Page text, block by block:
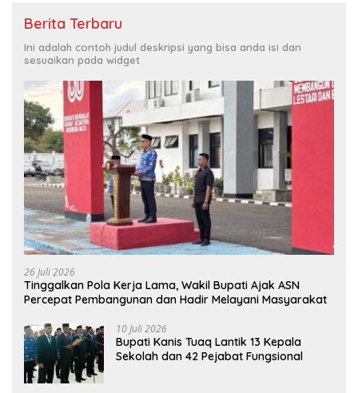
Berita Terbaru
Ini adalah contoh judul deskripsi yang bisa anda isi dan
sesuaikan pada widget
26 Juli 2026
Tinggalkan Pola Kerja Lama, Wakil Bupati Ajak ASN
Percepat Pembangunan dan Hadir Melayani Masyarakat
10 Juli 2026
Bupati Kanis Tuaq Lantik 13 Kepala
Sekolah dan 42 Pejabat Fungsional